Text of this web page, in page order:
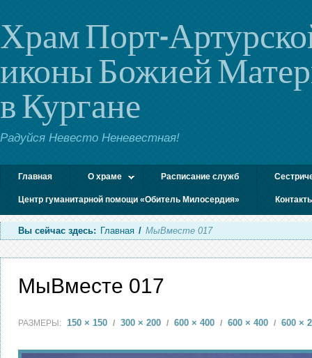
Храм Порт-
иконы Божией
в Кургане
Радуйся Невесто Неневестная!
Главная О храме Расписание служб
Центр гуманитарной помощи «Обитель Милосердия»
Вы сейчас здесь: Главная / МыВместе 017
МыВместе 017
РАЗМЕРЫ: 150 × 150 / 300 × 200 / 600 × 400 / 600 × 400 / 600 ×